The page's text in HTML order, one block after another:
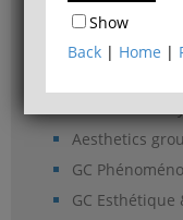
Philosophy
Aesthetics
GC
GC
Show
Back | Home |